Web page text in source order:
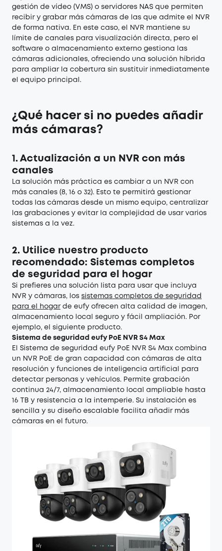
gestión de vídeo (VMS) o servidores NAS que permiten
recibir y grabar más cámaras de las que admite el NVR
de forma nativa. En este caso, el NVR mantiene su
límite de canales para visualización directa, pero el
software o almacenamiento externo gestiona las
cámaras adicionales, ofreciendo una solución híbrida
para ampliar la cobertura sin sustituir inmediatamente
el equipo principal.
¿Qué hacer si no puedes añadir
más cámaras?
1. Actualización a un NVR con más
canales
La solución más práctica es cambiar a un NVR con
más canales (8, 16 o 32). Esto te permitirá gestionar
todas las cámaras desde un mismo equipo, centralizar
las grabaciones y evitar la complejidad de usar varios
sistemas a la vez.
2. Utilice nuestro producto
recomendado: Sistemas completos
de seguridad para el hogar
Si prefieres una solución lista para usar que incluya
NVR y cámaras, los sistemas completos de seguridad
para el hogarde eufy ofrecen alta calidad de imagen,
almacenamiento local seguro y fácil ampliación. Por
ejemplo, el siguiente producto.
Sistema de seguridad eufy PoE NVR S4 Max
El Sistema de seguridad eufy PoE NVR S4 Max combina
un NVR PoE de gran capacidad con cámaras de alta
resolución y funciones de inteligencia artificial para
detectar personas y vehículos. Permite grabación
continua 24/7, almacenamiento local ampliable hasta
16 TB y resistencia a la intemperie. Su instalación es
sencilla y su diseño escalable facilita añadir más
cámaras en el futuro.